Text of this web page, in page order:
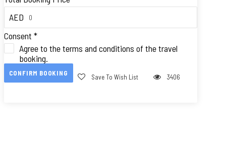
AED
Consent *
Agree to the terms and conditions of the travel
booking.
CONFIRM BOOKING Save To Wish List 3406